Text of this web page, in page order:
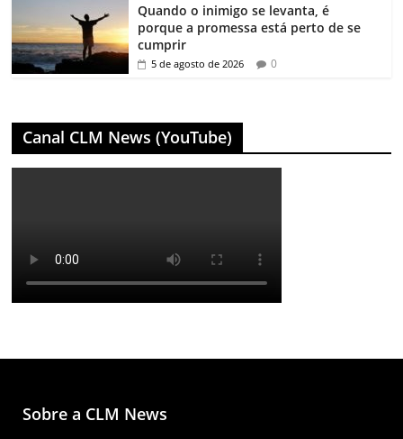
Quando o inimigo se levanta, é
porque a promessa está perto de se
cumprir
5 de agosto de 2026 0
Canal CLM News (YouTube)
Sobre a CLM News